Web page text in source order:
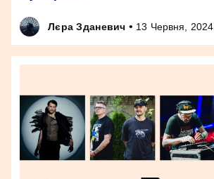
Лєра Зданевич • 13 Червня, 2024